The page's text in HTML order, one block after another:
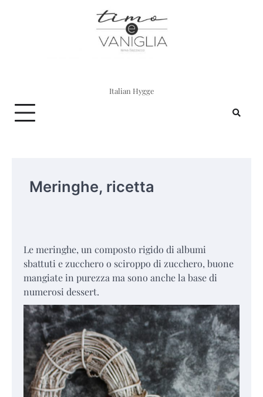
Italian Hygge
Meringhe, ricetta
Le meringhe, un composto rigido di albumi
sbattuti e zucchero o sciroppo di zucchero, buone
mangiate in purezza ma sono anche la base di
numerosi dessert.